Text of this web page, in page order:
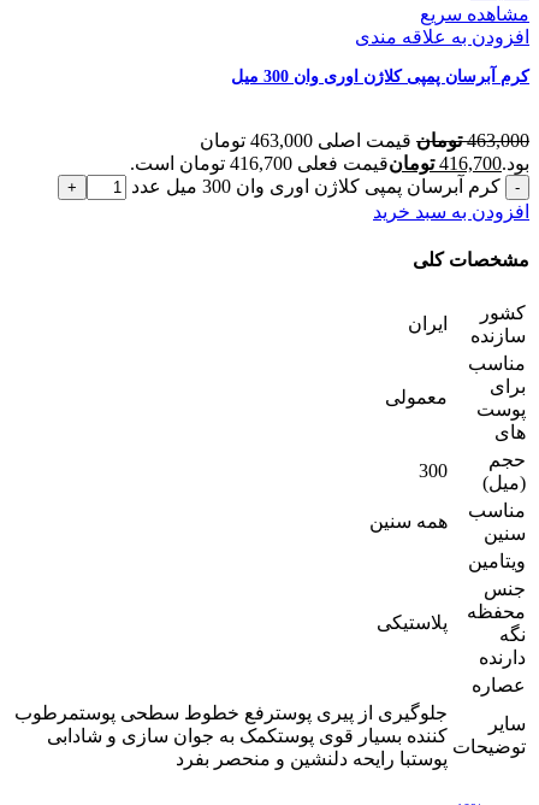
مشاهده سریع
افزودن به علاقه مندی
کرم آبرسان پمپی کلاژن اوری وان 300 میل
463,000 تومان
قیمت اصلی 463,000 تومان
بود.416,700 تومانقیمت فعلی 416,700 تومان است.
کرم آبرسان پمپی کلاژن اوری وان 300 میل عدد
افزودن به سبد خرید
مشخصات کلی
کشور
سازنده
ایران
مناسب
برای
پوست
های
معمولی
حجم
(میل)
300
مناسب
سنین
همه سنین
ویتامین
جنس
محفظه
نگه
دارنده
پلاستیکی
عصاره
سایر
توضیحات
جلوگیری از پیری پوسترفع خطوط سطحی پوستمرطوب
کننده بسیار قوی پوستکمک به جوان سازی و شادابی
پوستبا رایحه دلنشین و منحصر بفرد